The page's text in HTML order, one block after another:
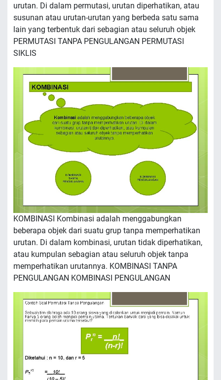
urutan. Di dalam permutasi, urutan diperhatikan, atau
susunan atau urutan-urutan yang berbeda satu sama
lain yang terbentuk dari sebagian atau seluruh objek
PERMUTASI TANPA PENGULANGAN PERMUTASI
SIKLIS
KOMBINASI Kombinasi adalah menggabungkan
beberapa objek dari suatu grup tanpa memperhatikan
urutan. Di dalam kombinasi, urutan tidak diperhatikan,
atau kumpulan sebagian atau seluruh objek tanpa
memperhatikan urutannya. KOMBINASI TANPA
PENGULANGAN KOMBINASI PENGULANGAN